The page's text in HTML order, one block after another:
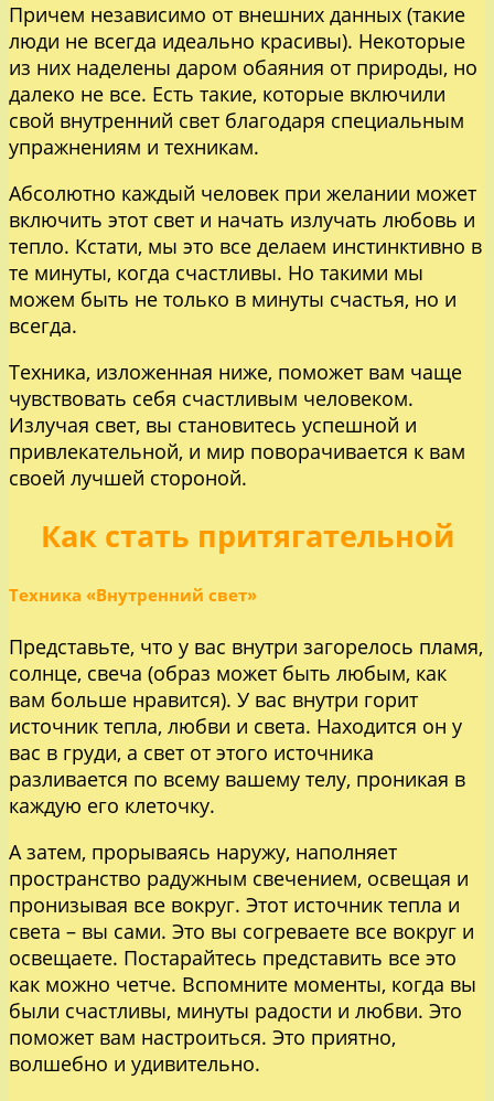
Причем независимо от внешних данных (такие
люди не всегда идеально красивы). Некоторые
из них наделены даром обаяния от природы, но
далеко не все. Есть такие, которые включили
свой внутренний свет благодаря специальным
упражнениям и техникам.
Абсолютно каждый человек при желании может
включить этот свет и начать излучать любовь и
тепло. Кстати, мы это все делаем инстинктивно в
те минуты, когда счастливы. Но такими мы
можем быть не только в минуты счастья, но и
всегда.
Техника, изложенная ниже, поможет вам чаще
чувствовать себя счастливым человеком.
Излучая свет, вы становитесь успешной и
привлекательной, и мир поворачивается к вам
своей лучшей стороной.
Как стать притягательной
Техника «Внутренний свет»
Представьте, что у вас внутри загорелось пламя,
солнце, свеча (образ может быть любым, как
вам больше нравится). У вас внутри горит
источник тепла, любви и света. Находится он у
вас в груди, а свет от этого источника
разливается по всему вашему телу, проникая в
каждую его клеточку.
А затем, прорываясь наружу, наполняет
пространство радужным свечением, освещая и
пронизывая все вокруг. Этот источник тепла и
света – вы сами. Это вы согреваете все вокруг и
освещаете. Постарайтесь представить все это
как можно четче. Вспомните моменты, когда вы
были счастливы, минуты радости и любви. Это
поможет вам настроиться. Это приятно,
волшебно и удивительно.